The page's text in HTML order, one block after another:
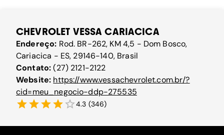
CHEVROLET VESSA CARIACICA
Endereço: Rod. BR-262, KM 4,5 - Dom Bosco,
Cariacica - ES, 29146-140, Brasil
Contato:(27) 2121-2122
Website: https://www.vessachevrolet.com.br/?
cid=meu_negocio-ddp-275535
4.3 (346)